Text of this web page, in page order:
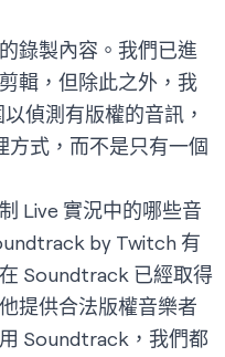
錄製內容。我們已進
輯，但除此之外，我
偵測有版權的音訊，
方式，而不是只有一個
Live 實況中的哪些音
by Twitch 有
Soundtrack 已經取得
提供合法版權音樂者
Soundtrack，我們都